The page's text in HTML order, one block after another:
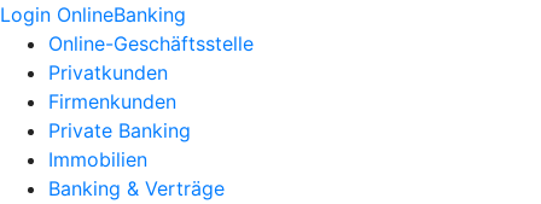
Login OnlineBanking
Online-Geschäftsstelle
Privatkunden
Firmenkunden
Private Banking
Immobilien
Banking & Verträge